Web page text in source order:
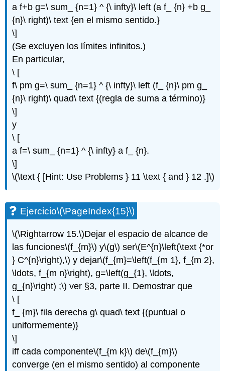
a f+b g=\ sum_ {n=1} ^ {\ infty}\ left (a f_ {n} +b g_
{n}\ right)\ text {en el mismo sentido.}
\]
(Se excluyen los límites infinitos.)
En particular,
\ [
f\ pm g=\ sum_ {n=1} ^ {\ infty}\ left (f_ {n}\ pm g_
{n}\ right)\ quad\ text {(regla de suma a término)}
\]
y
\ [
a f=\ sum_ {n=1} ^ {\ infty} a f_ {n}.
\]
\(\text { [Hint: Use Problems } 11 \text { and } 12 .]\)
Ejercicio\(\PageIndex{15}\)
\(\Rightarrow 15.\)Dejar el espacio de alcance de
las funciones\(f_{m}\) y\(g\) ser\(E^{n}\left(\text {*or
} C^{n}\right),\) y dejar\(f_{m}=\left(f_{m 1}, f_{m 2},
\ldots, f_{m n}\right), g=\left(g_{1}, \ldots,
g_{n}\right) ;\) ver §3, parte II. Demostrar que
\ [
f_ {m}\ fila derecha g\ quad\ text {(puntual o
uniformemente)}
\]
iff cada componente\(f_{m k}\) de\(f_{m}\)
converge (en el mismo sentido) al componente